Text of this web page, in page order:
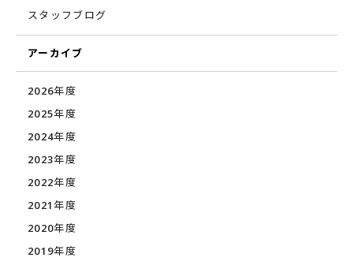
スタッフブログ
アーカイブ
2026年度
2025年度
2024年度
2023年度
2022年度
2021年度
2020年度
2019年度